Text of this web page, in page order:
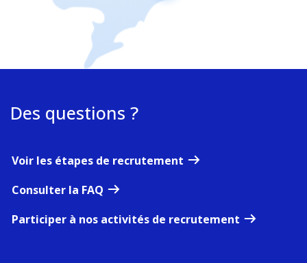
Des questions ?
Voir les étapes de recrutement
Consulter la FAQ
Participer à nos activités de recrutement